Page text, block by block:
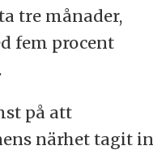
tre månader,
fem procent
på att
närhet tagit in